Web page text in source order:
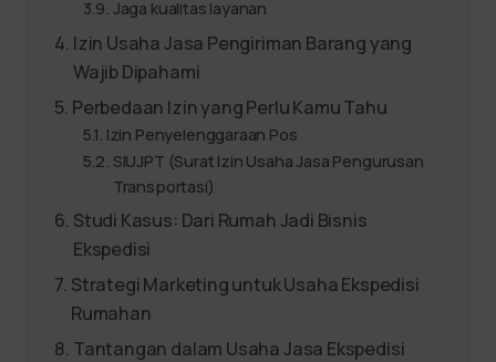
Jaga kualitas layanan
Izin Usaha Jasa Pengiriman Barang yang
Wajib Dipahami
Perbedaan Izin yang Perlu Kamu Tahu
Izin Penyelenggaraan Pos
SIUJPT (Surat Izin Usaha Jasa Pengurusan
Transportasi)
Studi Kasus: Dari Rumah Jadi Bisnis
Ekspedisi
Strategi Marketing untuk Usaha Ekspedisi
Rumahan
Tantangan dalam Usaha Jasa Ekspedisi